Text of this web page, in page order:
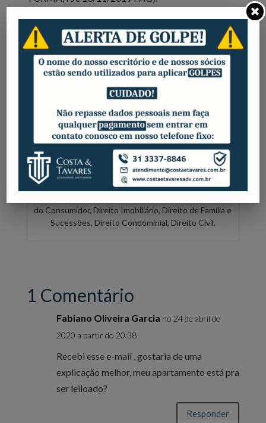
[2]Processo nº 2166423-86.2018.8.26.0000
Vinicius Costa
Formado pela Universidade Fumec de Belo
Horizonte/MG, pós-graduado em Direito de Família e
Sucessões, especialista em Direito Imobiliário.
Advogado e sócio do escritório Costa e Tavares
do Consumidor, Direito Imobiliário, Direito de Família e
Sucessões, Direito Condominial, Direito Civil.
1 Comentário
Fabiano Oliveira Garcia no 24 de abril de
2020 a partir do 20:38
Recebi esse e-mail , gostaria de uma
explicação melhor, meu apartamento está pra
ser leiloado?
Responder